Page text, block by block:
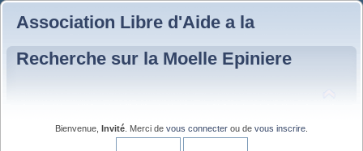
Association Libre d'Aide a la
Recherche sur la Moelle Epiniere
Bienvenue, Invité . Merci de vous connecter ou de vous inscrire